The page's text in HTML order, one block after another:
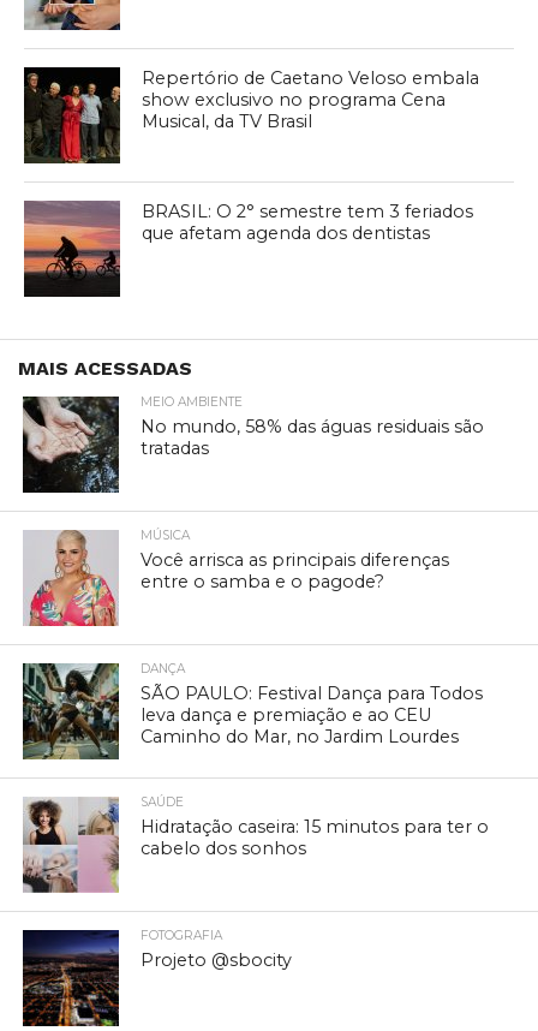
Repertório de Caetano Veloso embala
show exclusivo no programa Cena
Musical, da TV Brasil
BRASIL: O 2° semestre tem 3 feriados
que afetam agenda dos dentistas
MAIS ACESSADAS
MEIO AMBIENTE
No mundo, 58% das águas residuais são
tratadas
MÚSICA
Você arrisca as principais diferenças
entre o samba e o pagode?
DANÇA
SÃO PAULO: Festival Dança para Todos
leva dança e premiação e ao CEU
Caminho do Mar, no Jardim Lourdes
SAÚDE
Hidratação caseira: 15 minutos para ter o
cabelo dos sonhos
FOTOGRAFIA
Projeto @sbocity